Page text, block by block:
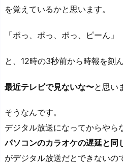
を覚えているかと思います。
「ポっ、ポっ、ポっ、ピーん」
と、12時の3秒前から時報を刻
最近テレビで見ないな〜と思い
そうなんです。
デジタル放送になってからやら
パソコンのカラオケの遅延と同
がデジタル放送だとできないの